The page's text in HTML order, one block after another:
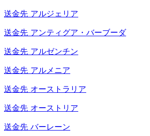
送金先 アルジェリア
送金先 アンティグア・バーブーダ
送金先 アルゼンチン
送金先 アルメニア
送金先 オーストラリア
送金先 オーストリア
送金先 バーレーン